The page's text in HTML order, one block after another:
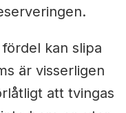
kan slipa
är visserligen
att tvingas